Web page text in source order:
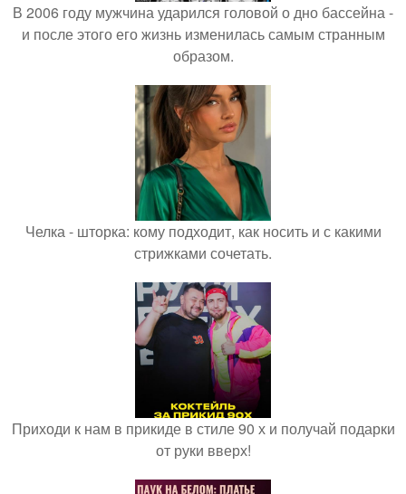
В 2006 году мужчина ударился головой о дно бассейна -
и после этого его жизнь изменилась самым странным
образом.
Челка - шторка: кому подходит, как носить и с какими
стрижками сочетать.
Приходи к нам в прикиде в стиле 90 х и получай подарки
от руки вверх!